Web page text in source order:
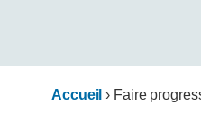
Accueil › Faire